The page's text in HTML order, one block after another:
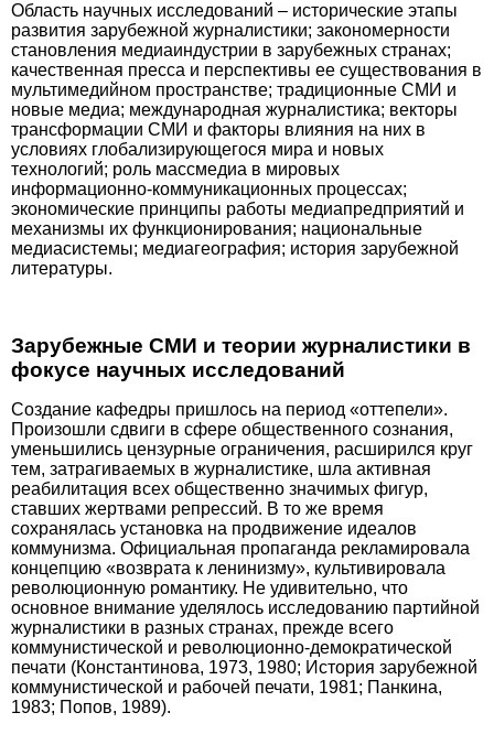
Область научных исследований – исторические этапы
развития зарубежной журналистики; закономерности
становления медиаиндустрии в зарубежных странах;
качественная пресса и перспективы ее существования в
мультимедийном пространстве; традиционные СМИ и
новые медиа; международная журналистика; векторы
трансформации СМИ и факторы влияния на них в
условиях глобализирующегося мира и новых
технологий; роль масс­медиа в мировых
информационно-коммуникационных процессах;
экономические принципы работы медиапредприятий и
механизмы их функционирования; национальные
медиасистемы; медиагеография; история зарубежной
литературы.
Зарубежные СМИ и теории журналистики в
фокусе научных исследований
Создание кафедры пришлось на период «оттепели».
Произошли сдвиги в сфере общественного сознания,
уменьшились цензурные ограничения, расширился круг
тем, затрагиваемых в журналистике, шла активная
реабилитация всех общественно значимых фигур,
ставших жертвами репрессий. В то же время
сохранялась установка на продвижение идеалов
коммунизма. Официальная пропаганда рекламировала
концепцию «возврата к ленинизму», культивировала
революционную романтику. Не удивительно, что
основное внимание уделялось исследованию партийной
журналистики в разных странах, прежде всего
коммунистической и революционно-демократической
печати (Константинова, 1973, 1980; История зарубежной
коммунистической и рабочей печати, 1981; Панкина,
1983; Попов, 1989).